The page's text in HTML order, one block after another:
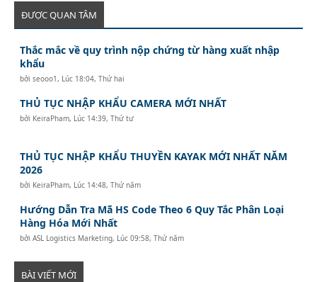
ĐƯỢC QUAN TÂM
Thắc mắc về quy trình nộp chứng từ hàng xuất nhập
khẩu
bởiseooo1, Lúc 18:04, Thứ hai
THỦ TỤC NHẬP KHẨU CAMERA MỚI NHẤT
bởi KeiraPham, Lúc 14:39, Thứ tư
THỦ TỤC NHẬP KHẨU THUYỀN KAYAK MỚI NHẤT NĂM
2026
bởi KeiraPham, Lúc 14:48, Thứ năm
Hướng Dẫn Tra Mã HS Code Theo 6 Quy Tắc Phân Loại
Hàng Hóa Mới Nhất
bởiASL Logistics Marketing, Lúc 09:58, Thứ năm
BÀI VIẾT MỚI